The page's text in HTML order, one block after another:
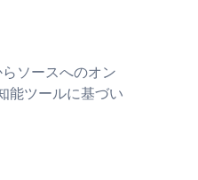
ソースへのオン
能ツールに基づい